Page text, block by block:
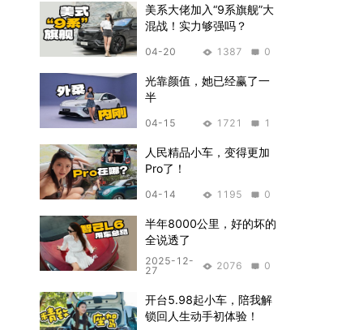
美系大佬加入“9系旗舰”大
混战！实力够强吗？
04-20 1387 0
光靠颜值，她已经赢了一
半
04-15 1721 1
人民精品小车，变得更加
Pro了！
04-14 1195 0
半年8000公里，好的坏的
全说透了
2025-12-
27
2076 0
开台5.98起小车，陪我解
锁回人生动手初体验！